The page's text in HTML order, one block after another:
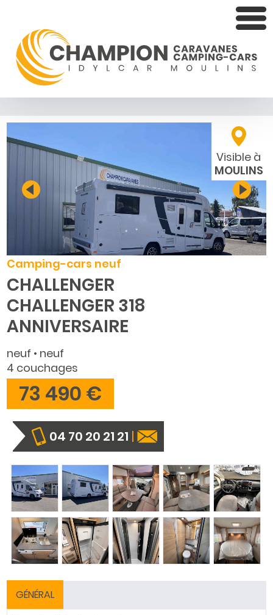
Camping-cars neuf
CHALLENGER
CHALLENGER 318
ANNIVERSAIRE
Visible à
MOULINS
neuf • neuf
4 couchages
73 490 €
04 70 20 21 21 |
GÉNÉRAL